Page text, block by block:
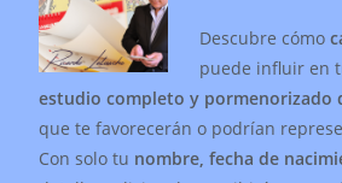
Descubre cómo
puede influir en
estudio completo y pormenorizado
que te favorecerán o podrían
Con solo tu nombre, fecha de